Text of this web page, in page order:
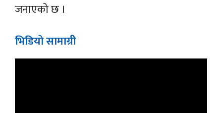
जनाएको छ ।
भिडियाे सामाग्री